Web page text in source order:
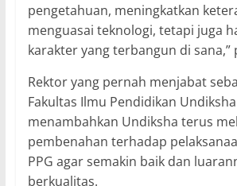
pengetahuan, meningkatkan
menguasai teknologi, tetapi juga
karakter yang terbangun di sana,”
Rektor yang pernah menjabat
Fakultas Ilmu Pendidikan
menambahkan Undiksha terus
pembenahan terhadap
PPG agar semakin baik dan
berkualitas.